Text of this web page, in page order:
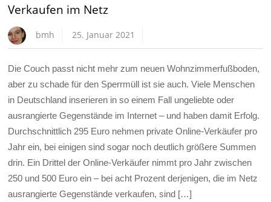
Verkaufen im Netz
bmh 25. Januar 2021
Die Couch passt nicht mehr zum neuen Wohnzimmerfußboden,
aber zu schade für den Sperrmüll ist sie auch. Viele Menschen
in Deutschland inserieren in so einem Fall ungeliebte oder
ausrangierte Gegenstände im Internet – und haben damit Erfolg.
Durchschnittlich 295 Euro nehmen private Online-Verkäufer pro
Jahr ein, bei einigen sind sogar noch deutlich größere Summen
drin. Ein Drittel der Online-Verkäufer nimmt pro Jahr zwischen
250 und 500 Euro ein – bei acht Prozent derjenigen, die im Netz
ausrangierte Gegenstände verkaufen, sind […]